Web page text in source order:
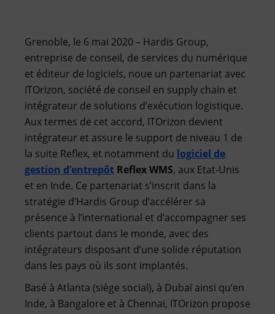
Grenoble, le 6 mai 2020 – Hardis Group,
entreprise de conseil, de services du numérique
et éditeur de logiciels, noue un partenariat avec
ITOrizon, société de conseil en supply chain et
intégrateur de solutions d’exécution logistique.
Aux termes de cet accord, ITOrizon devient
intégrateur et assure le support de niveau 1 de
la suite Reflex, et notamment du logiciel de
gestion d’entrepôt Reflex WMS, aux Etat-Unis
et en Inde. Ce partenariat s’inscrit dans la
stratégie d’Hardis Group d’accélérer sa
présence à l’international et d’accompagner ses
clients partout dans le monde, avec des
intégrateurs disposant d’une solide réputation
dans les pays où ils sont implantés.
Basé à Atlanta (siège social), à Dubaï ainsi qu’en
Inde, à Bangalore et à Chennai, ITOrizon propose